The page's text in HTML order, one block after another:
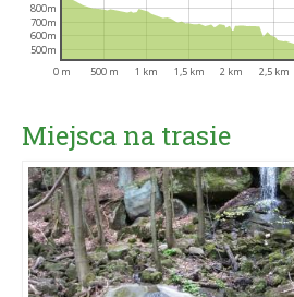
0 m 500 m 1 km 1,5 km 2 km 2,5 km
500m
600m
700m
800m
Miejsca na trasie